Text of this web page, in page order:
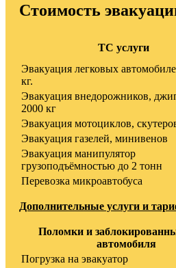
Стоимость
ТС услуги
Эвакуация легковых
кг.
Эвакуация внедорожников,
2000 кг
Эвакуация мотоциклов,
Эвакуация газелей, минивенов
Эвакуация манипулятор
грузоподъёмностью до 2 тонн
Перевозка микроавтобуса
Дополнительные услуги и
Поломки и
автомобиля
Погрузка на эвакуатор